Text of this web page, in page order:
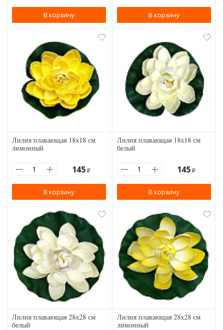
В корзину В корзину
Лилия плавающая 18х18 см
лимонный
145 ₽
В корзину
Лилия плавающая 18х18 см
белый
145 ₽
В корзину
Лилия плавающая 28х28 см
белый
Лилия плавающая 28х28 см
лимонный